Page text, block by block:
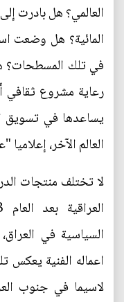
العالمي؟ هل بادرت
المائية؟ هل وضعت
في تلك المسطحات؟
رعاية مشروع
يساعدها في تسويق
العالم الآخر،
لا تختلف منتجات
السياسية في
اعماله الفنية يعكس
لاسيما في جنوب